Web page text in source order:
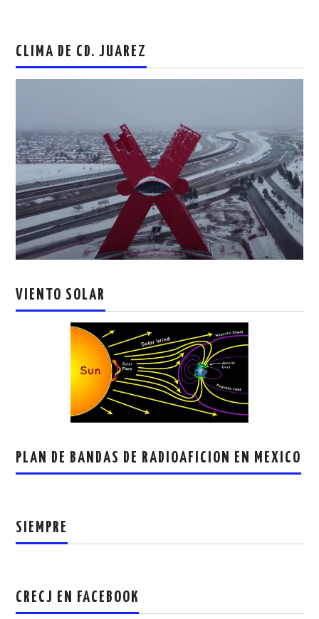
CLIMA DE CD. JUAREZ
VIENTO SOLAR
PLAN DE BANDAS DE RADIOAFICION EN MEXICO
SIEMPRE
CRECJ EN FACEBOOK